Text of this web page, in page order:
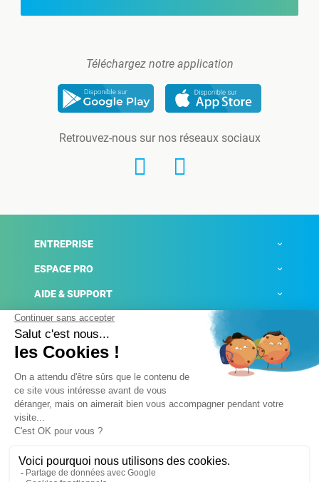
Téléchargez notre application
Retrouvez-nous sur nos réseaux sociaux
ENTREPRISE
ESPACE PRO
AIDE & SUPPORT
ACTUALITÉS
Mentions légales
Conditions générales de ventes